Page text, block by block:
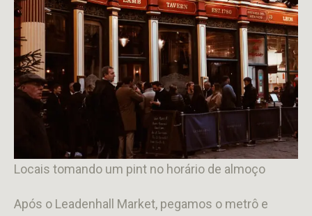
Locais tomando um pint no horário de almoço
Após o Leadenhall Market, pegamos o metrô e